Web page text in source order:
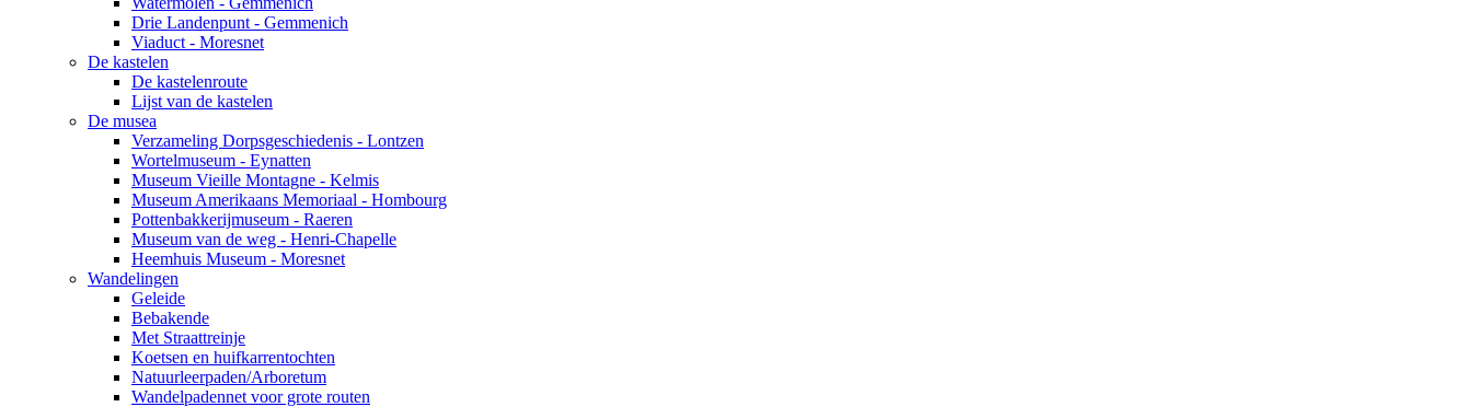
Drie Landenpunt - Gemmenich
Viaduct - Moresnet
De kastelen
De kastelenroute
Lijst van de kastelen
De musea
Verzameling Dorpsgeschiedenis - Lontzen
Wortelmuseum - Eynatten
Museum Vieille Montagne - Kelmis
Museum Amerikaans Memoriaal - Hombourg
Pottenbakkerijmuseum - Raeren
Museum van de weg - Henri-Chapelle
Heemhuis Museum - Moresnet
Wandelingen
Geleide
Bebakende
Met Straattreinje
Koetsen en huifkarrentochten
Natuurleerpaden/Arboretum
Wandelpadennet voor grote routen